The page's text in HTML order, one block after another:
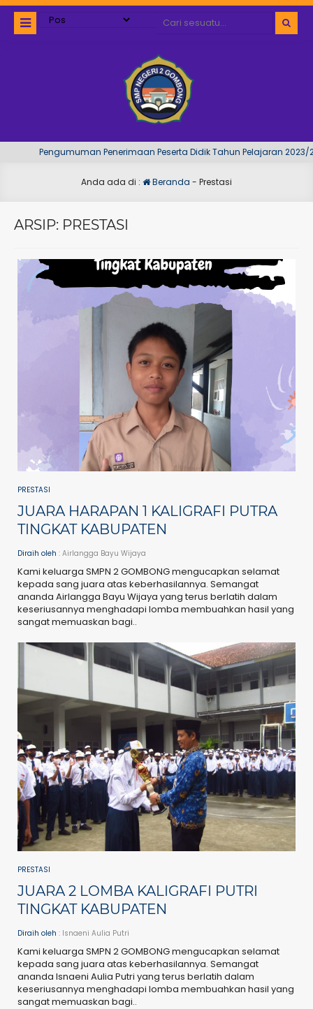
Pengumuman Penerimaan Peserta Didik Tahun Pelajaran 2023/2024
Anda ada di : Beranda - Prestasi
ARSIP: PRESTASI
PRESTASI
JUARA HARAPAN 1 KALIGRAFI PUTRA
TINGKAT KABUPATEN
Diraih oleh : Airlangga Bayu Wijaya
Kami keluarga SMPN 2 GOMBONG mengucapkan selamat
kepada sang juara atas keberhasilannya. Semangat
ananda Airlangga Bayu Wijaya yang terus berlatih dalam
keseriusannya menghadapi lomba membuahkan hasil yang
sangat memuaskan bagi..
PRESTASI
JUARA 2 LOMBA KALIGRAFI PUTRI
TINGKAT KABUPATEN
Diraih oleh : Isnaeni Aulia Putri
Kami keluarga SMPN 2 GOMBONG mengucapkan selamat
kepada sang juara atas keberhasilannya. Semangat
ananda Isnaeni Aulia Putri yang terus berlatih dalam
keseriusannya menghadapi lomba membuahkan hasil yang
sangat memuaskan bagi..